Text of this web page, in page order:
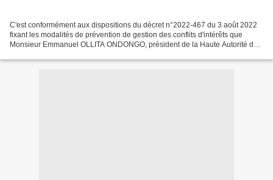
C'est conformément aux dispositions du décret n°2022-467 du 3 août 2022
fixant les modalités de prévention de gestion des conflits d'intérêts que
Monsieur Emmanuel OLLITA ONDONGO, président de la Haute Autorité de